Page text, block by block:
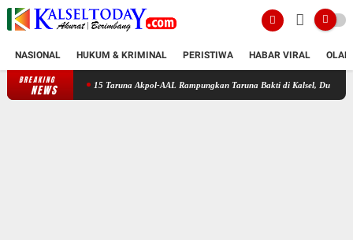
NASIONAL HUKUM & KRIMINAL PERISTIWA HABAR VIRAL
BREAKING
NEWS
15 Taruna Akpol-AAL Rampungkan Taruna Bakti di Kalsel, Dukung Program Sekolah